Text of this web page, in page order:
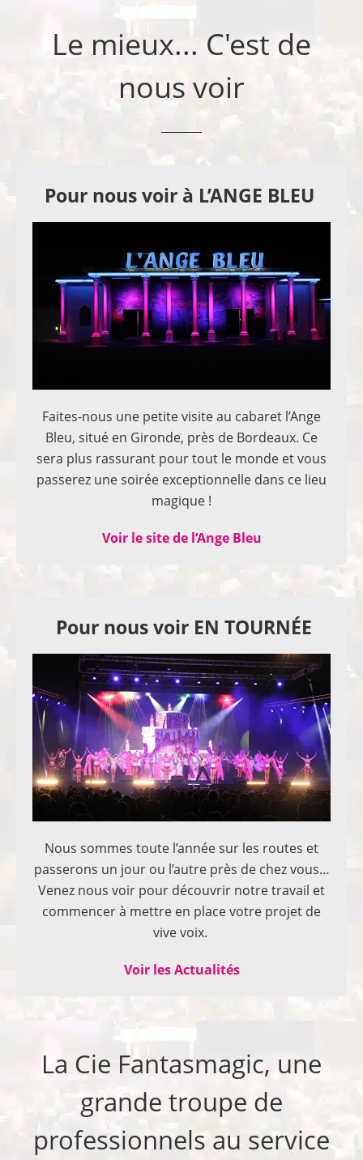
Le mieux... C'est de
nous voir
Pour nous voir à L’ANGE BLEU
Faites-nous une petite visite au cabaret l’Ange
Bleu, situé en Gironde, près de Bordeaux. Ce
sera plus rassurant pour tout le monde et vous
passerez une soirée exceptionnelle dans ce lieu
magique !
Voir le site de l’Ange Bleu
Pour nous voir EN TOURNÉE
Nous sommes toute l’année sur les routes et
passerons un jour ou l’autre près de chez vous…
Venez nous voir pour découvrir notre travail et
commencer à mettre en place votre projet de
vive voix.
Voir les Actualités
La Cie Fantasmagic, une
grande troupe de
professionnels au service